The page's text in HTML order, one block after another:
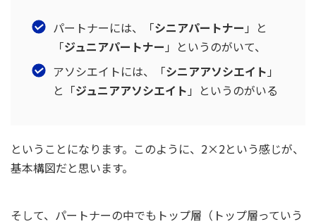
パートナーには、「シニアパートナー 」と
「ジュニアパートナー 」というのがいて、
アソシエイトには、「シニアアソシエイト 」
と「ジュニアアソシエイト 」というのがいる
ということになります。このように、2×2という感じが、
基本構図だと思います。
そして、パートナーの中でもトップ層（トップ層っていう